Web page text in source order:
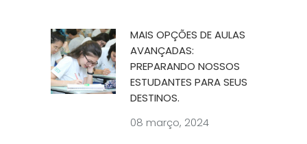
MAIS OPÇÕES DE AULAS
AVANÇADAS:
PREPARANDO NOSSOS
ESTUDANTES PARA SEUS
DESTINOS.
08 março, 2024